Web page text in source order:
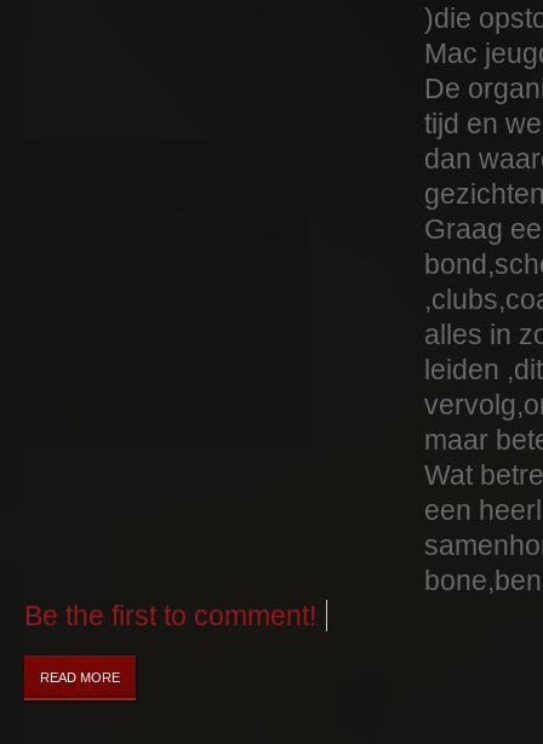
)die
Mac
De
tijd en
dan
Graag
alles in
leiden
maar
Wat
een
Be the first to comment!
READ MORE